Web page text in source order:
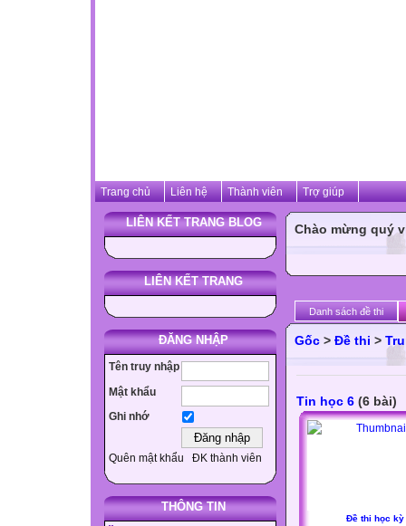
Trang chủ Liên hệ Thành viên Trợ giúp
LIÊN KẾT TRANG BLOG
LIÊN KẾT TRANG
ĐĂNG NHẬP
Tên truy nhập
Mật khẩu
Ghi nhớ
Quên mật khẩu ĐK thành viên
THÔNG TIN
Chào mừng quý
Danh sách đề thi
Gốc > Đề thi >
Tin học 6 (6 bài)
Đề thi học kỳ